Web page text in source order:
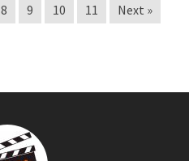
8 9 10 11 Next »